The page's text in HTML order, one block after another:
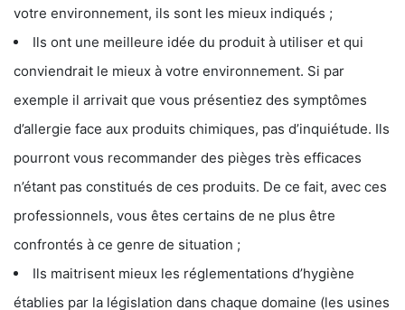
votre environnement, ils sont les mieux indiqués ;
Ils ont une meilleure idée du produit à utiliser et qui
conviendrait le mieux à votre environnement. Si par
exemple il arrivait que vous présentiez des symptômes
d’allergie face aux produits chimiques, pas d’inquiétude. Ils
pourront vous recommander des pièges très efficaces
n’étant pas constitués de ces produits. De ce fait, avec ces
professionnels, vous êtes certains de ne plus être
confrontés à ce genre de situation ;
Ils maitrisent mieux les réglementations d’hygiène
établies par la législation dans chaque domaine (les usines